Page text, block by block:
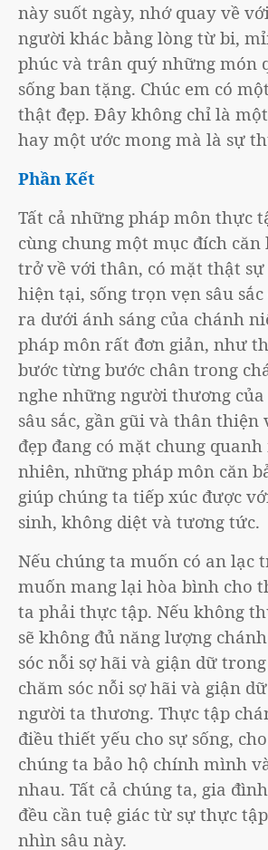
này suốt ngày, nhớ quay về
người khác bằng lòng từ bi,
phúc và trân quý những món
sống ban tặng. Chúc em có
thật đẹp. Đây không chỉ là
hay một ước mong mà là sự
Phần Kết
Tất cả những pháp môn thực
cùng chung một mục đích
trở về với thân, có mặt thật sự
hiện tại, sống trọn vẹn sâu sắc
ra dưới ánh sáng của chánh
pháp môn rất đơn giản, như
bước từng bước chân trong
nghe những người thương
sâu sắc, gần gũi và thân
đẹp đang có mặt chung
nhiên, những pháp môn căn
giúp chúng ta tiếp xúc được
sinh, không diệt và tương tức.
Nếu chúng ta muốn có an lạc
muốn mang lại hòa bình cho
ta phải thực tập. Nếu không
sẽ không đủ năng lượng
sóc nỗi sợ hãi và giận dữ
chăm sóc nỗi sợ hãi và giận
người ta thương. Thực tập
điều thiết yếu cho sự sống,
chúng ta bảo hộ chính mình
nhau. Tất cả chúng ta, gia
đều cần tuệ giác từ sự thực
nhìn sâu này.